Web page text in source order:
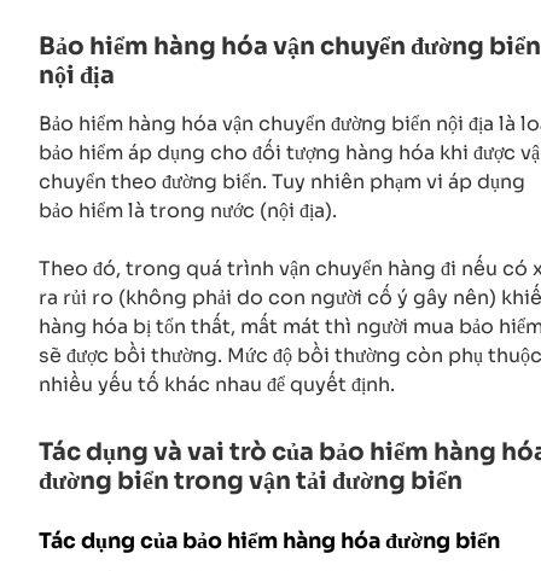
Bảo hiểm hàng hóa vận chuyển đường biển
nội địa
Bảo hiểm hàng hóa vận chuyển đường biển nội địa là
bảo hiểm áp dụng cho đối tượng hàng hóa khi được
chuyển theo đường biển. Tuy nhiên phạm vi áp dụng
bảo hiểm là trong nước (nội địa).
Theo đó, trong quá trình vận chuyển hàng đi nếu có
ra rủi ro (không phải do con người cố ý gây nên)
hàng hóa bị tổn thất, mất mát thì người mua bảo
sẽ được bồi thường. Mức độ bồi thường còn phụ thuộc
nhiều yếu tố khác nhau để quyết định.
Tác dụng và vai trò của bảo hiểm hàng
đường biển trong vận tải đường biển
Tác dụng của bảo hiểm hàng hóa đường biển